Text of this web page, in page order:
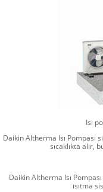
Isı
Daikin Altherma Isı Pompası
sıcaklıkta alır,
Daikin Altherma Isı
ısıtma